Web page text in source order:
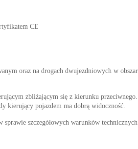
CE
oraz na drogach dwujezdniowych w
zbliżającym się z kierunku
kierujący pojazdem ma dobrą widoczność.
szczegółowych warunków